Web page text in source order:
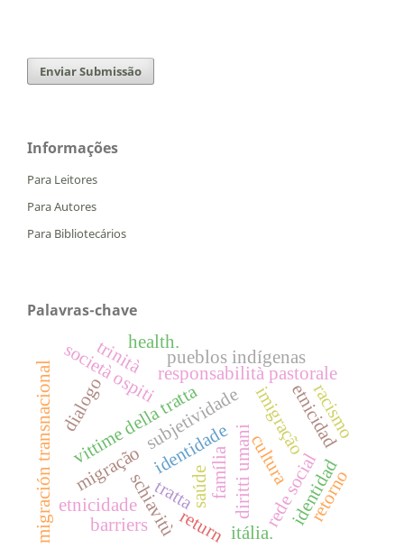
Enviar Submissão
Informações
Para Leitores
Para Autores
Para Bibliotecários
Palavras-chave
tratta
vittime della tratta diritti umani
schiavitù
responsabilità pastorale
identidade cultura
etnicidade
imigração
família rede social
società ospiti
etnicidad
pueblos indígenas
migración transnacional identidad
racismo
subjetividade
dialogo
trinità
migração retorno
saúde
return
health.
itália.
barriers